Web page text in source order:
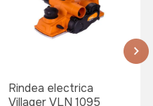
Rindea electrica
Villager VLN 1095